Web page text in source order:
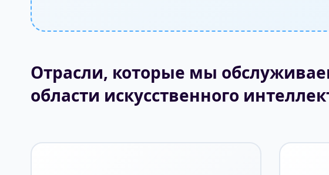
Отрасли, которые мы
области искусственного